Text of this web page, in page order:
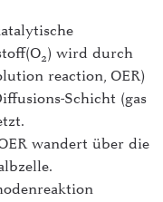
2 ) wird durch
reaction, OER)
Schicht (gas
wandert über die